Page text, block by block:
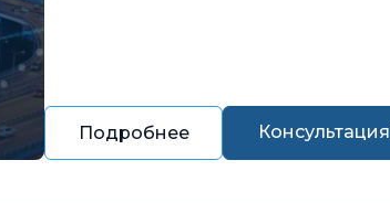
Подробнее Консультация